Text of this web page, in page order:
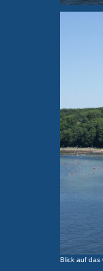
Blick auf das